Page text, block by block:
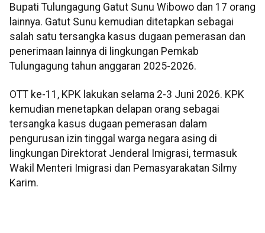
Bupati Tulungagung Gatut Sunu Wibowo dan 17 orang
lainnya. Gatut Sunu kemudian ditetapkan sebagai
salah satu tersangka kasus dugaan pemerasan dan
penerimaan lainnya di lingkungan Pemkab
Tulungagung tahun anggaran 2025-2026.
OTT ke-11, KPK lakukan selama 2-3 Juni 2026. KPK
kemudian menetapkan delapan orang sebagai
tersangka kasus dugaan pemerasan dalam
pengurusan izin tinggal warga negara asing di
lingkungan Direktorat Jenderal Imigrasi, termasuk
Wakil Menteri Imigrasi dan Pemasyarakatan Silmy
Karim.